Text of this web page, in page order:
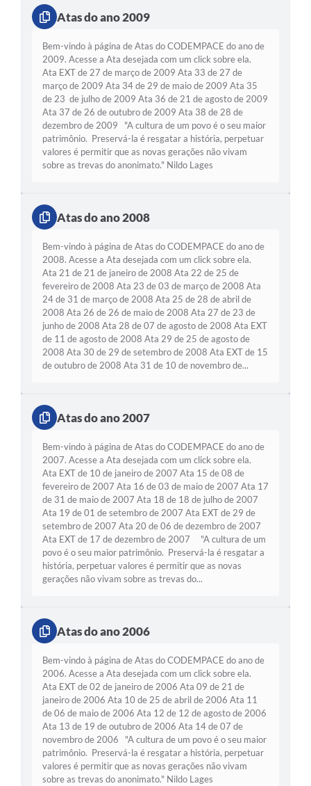
Atas do ano 2009
Bem-vindo à página de Atas do CODEMPACE do ano de
2009. Acesse a Ata desejada com um click sobre ela.
Ata EXT de 27 de março de 2009 Ata 33 de 27 de
março de 2009 Ata 34 de 29 de maio de 2009 Ata 35
de 23 de julho de 2009 Ata 36 de 21 de agosto de 2009
Ata 37 de 26 de outubro de 2009 Ata 38 de 28 de
dezembro de 2009 "A cultura de um povo é o seu maior
patrimônio. Preservá-la é resgatar a história, perpetuar
valores é permitir que as novas gerações não vivam
sobre as trevas do anonimato." Nildo Lages
Atas do ano 2008
Bem-vindo à página de Atas do CODEMPACE do ano de
2008. Acesse a Ata desejada com um click sobre ela.
Ata 21 de 21 de janeiro de 2008 Ata 22 de 25 de
fevereiro de 2008 Ata 23 de 03 de março de 2008 Ata
24 de 31 de março de 2008 Ata 25 de 28 de abril de
2008 Ata 26 de 26 de maio de 2008 Ata 27 de 23 de
junho de 2008 Ata 28 de 07 de agosto de 2008 Ata EXT
de 11 de agosto de 2008 Ata 29 de 25 de agosto de
2008 Ata 30 de 29 de setembro de 2008 Ata EXT de 15
de outubro de 2008 Ata 31 de 10 de novembro de...
Atas do ano 2007
Bem-vindo à página de Atas do CODEMPACE do ano de
2007. Acesse a Ata desejada com um click sobre ela.
Ata EXT de 10 de janeiro de 2007 Ata 15 de 08 de
fevereiro de 2007 Ata 16 de 03 de maio de 2007 Ata 17
de 31 de maio de 2007 Ata 18 de 18 de julho de 2007
Ata 19 de 01 de setembro de 2007 Ata EXT de 29 de
setembro de 2007 Ata 20 de 06 de dezembro de 2007
Ata EXT de 17 de dezembro de 2007 "A cultura de um
povo é o seu maior patrimônio. Preservá-la é resgatar a
história, perpetuar valores é permitir que as novas
gerações não vivam sobre as trevas do...
Atas do ano 2006
Bem-vindo à página de Atas do CODEMPACE do ano de
2006. Acesse a Ata desejada com um click sobre ela.
Ata EXT de 02 de janeiro de 2006 Ata 09 de 21 de
janeiro de 2006 Ata 10 de 25 de abril de 2006 Ata 11
de 06 de maio de 2006 Ata 12 de 12 de agosto de 2006
Ata 13 de 19 de outubro de 2006 Ata 14 de 07 de
novembro de 2006 "A cultura de um povo é o seu maior
patrimônio. Preservá-la é resgatar a história, perpetuar
valores é permitir que as novas gerações não vivam
sobre as trevas do anonimato." Nildo Lages